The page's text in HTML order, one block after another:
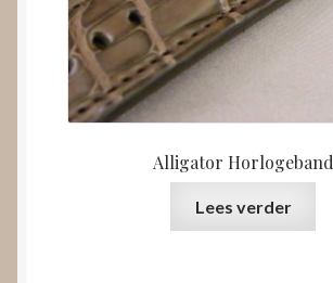
Alligator Horlogeband
Lees verder